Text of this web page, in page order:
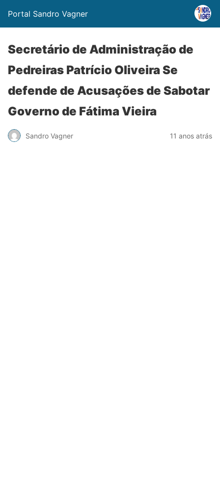
Portal Sandro Vagner
Secretário de Administração de
Pedreiras Patrício Oliveira Se
defende de Acusações de Sabotar
Governo de Fátima Vieira
Sandro Vagner 11 anos atrás